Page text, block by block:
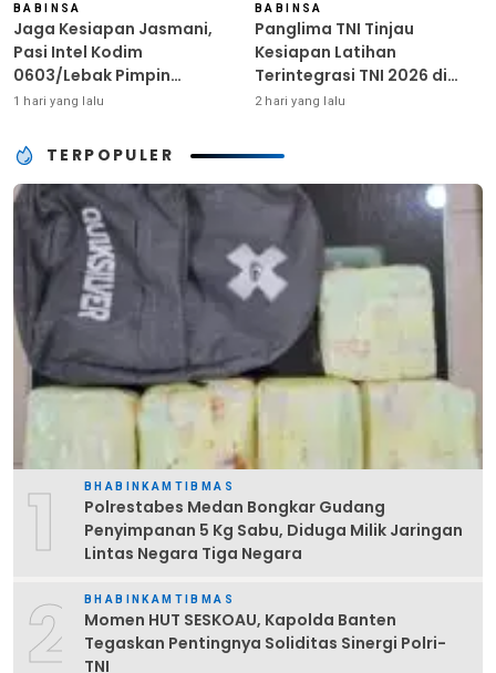
BABINSA
Jaga Kesiapan Jasmani,
Pasi Intel Kodim
0603/Lebak Pimpin
Pembinaan Fisik Rutin
1 hari yang lalu
BABINSA
Panglima TNI Tinjau
Kesiapan Latihan
Terintegrasi TNI 2026 di
Dabo Singkep
2 hari yang lalu
TERPOPULER
1 BHABINKAMTIBMAS
Polrestabes Medan Bongkar Gudang
Penyimpanan 5 Kg Sabu, Diduga Milik Jaringan
Lintas Negara Tiga Negara
2 BHABINKAMTIBMAS
Momen HUT SESKOAU, Kapolda Banten
Tegaskan Pentingnya Soliditas Sinergi Polri-
TNI